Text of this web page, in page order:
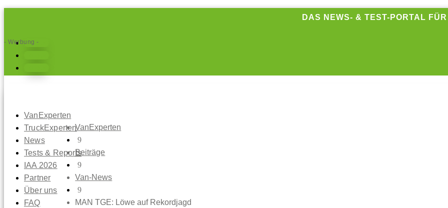
DAS NEWS- & TEST-PORTAL
Folgen
VanExperten
TruckExperten
News
Tests & Reports
IAA 2026
Partner
Über uns
FAQ
- Werbung -
VanExperten
9
Beiträge
9
Van-News
9
MAN TGE: Löwe auf Rekordjagd